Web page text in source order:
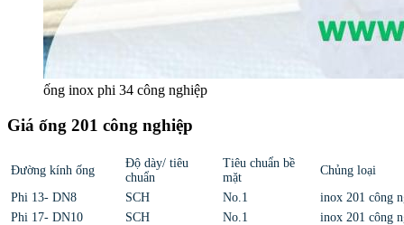
ống inox phi 34 công nghiệp
Giá ống 201 công nghiệp
Đường kính ống
Độ dày/ tiêu
chuẩn
Tiêu chuẩn bề
mặt
Chủng loại
Phi 13- DN8
SCH No.1
inox 201 công
Phi 17- DN10
SCH No.1
inox 201 công